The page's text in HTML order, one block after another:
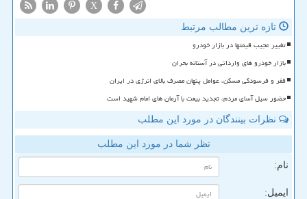
X
تازه ترین مطالب مرتبط
تغییر عجیب قیمتها در بازار خودرو
بازار خودرو های وارداتی در آستانه بحران
فقر و فرسودگی مسکن، عوامل پنهان مصرف بالای انرژی در ایران
حضور سیل آسای مردم، تجدید بیعت با آرمان های امام شهید است
نظرات بینندگان در مورد این مطلب
نظر شما در مورد این مطلب
نام:
ایمیل: